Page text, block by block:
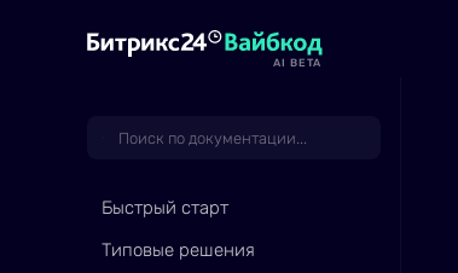
AI BETA
Быстрый старт
Типовые решения